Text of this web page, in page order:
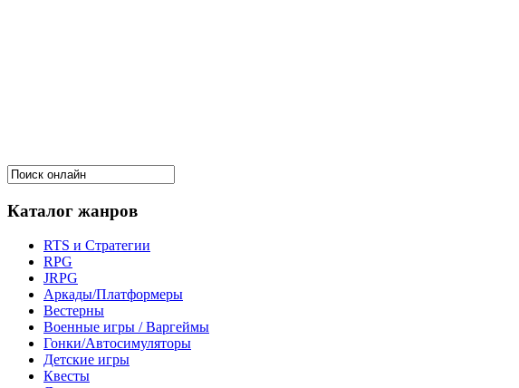
Каталог жанров
RTS и Стратегии
RPG
JRPG
Аркады/Платформеры
Вестерны
Военные игры / Варгеймы
Гонки/Автосимуляторы
Детские игры
Квесты